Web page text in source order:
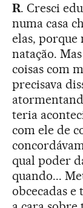
R. Cresci
numa casa
elas, porque
natação.
coisas com
precisava
teria
com ele de
qual poder
quando...
obcecadas e